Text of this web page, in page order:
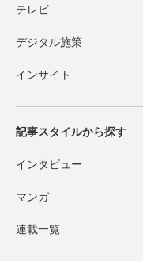
テレビ
デジタル施策
インサイト
記事スタイルから探す
インタビュー
マンガ
連載一覧